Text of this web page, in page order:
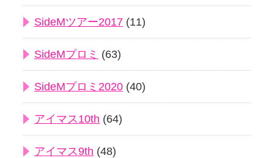
SideMツアー2017 (11)
SideMプロミ (63)
SideMプロミ2020 (40)
アイマス10th (64)
アイマス9th (48)